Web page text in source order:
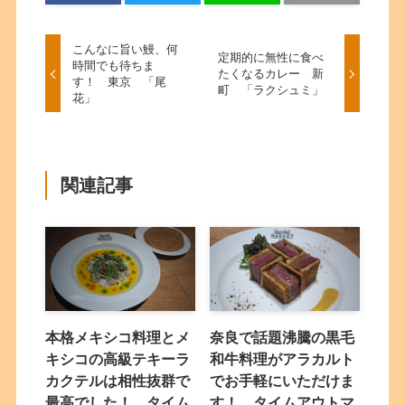
こんなに旨い鰻、何
時間でも待ちま
す！ 東京 「尾
花」
定期的に無性に食べ
たくなるカレー 新
町 「ラクシュミ」
関連記事
本格メキシコ料理とメ
キシコの高級テキーラ
カクテルは相性抜群で
奈良で話題沸騰の黒毛
和牛料理がアラカルト
でお手軽にいただけま